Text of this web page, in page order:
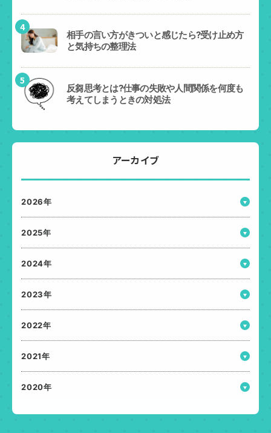
4
相手の言い方がきついと感じたら?受け止め方
と気持ちの整理法
5
反芻思考とは?仕事の失敗や人間関係を何度も
考えてしまうときの対処法
アーカイブ
2026年
2025年
2024年
2023年
2022年
2021年
2020年